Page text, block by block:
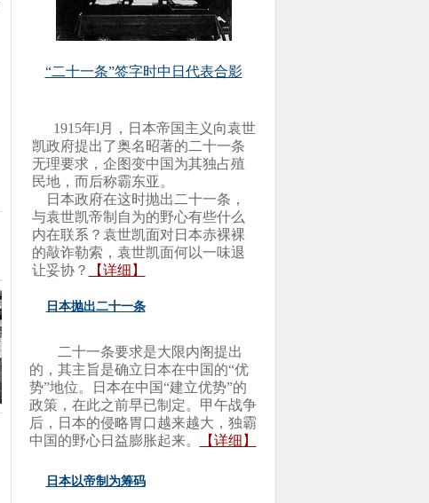
“二十一条”签字时中日代表合影
1915年l月，日本帝国主义向袁世
凯政府提出了奥名昭著的二十一条
无理要求，企图变中国为其独占殖
民地，而后称霸东亚。
日本政府在这时抛出二十一条，
与袁世凯帝制自为的野心有些什么
内在联系？袁世凯面对日本赤裸裸
的敲诈勒索，袁世凯面何以一味退
让妥协？
【详细】
日本抛出二十一条
二十一条要求是大限内阁提出
的，其主旨是确立日本在中国的“优
势”地位。日本在中国“建立优势”的
政策，在此之前早已制定。甲午战争
后，日本的侵略胃口越来越大，独霸
中国的野心日益膨胀起来。
【详细】
日本以帝制为筹码